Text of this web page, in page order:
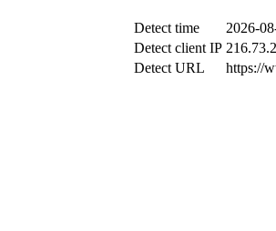
Detect time
2026-
Detect client IP
Detect URL
https://